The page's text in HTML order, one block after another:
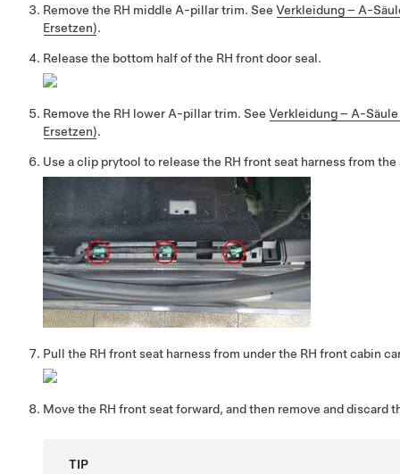
Remove the RH middle A-pillar trim. See Verkleidung – A-
Ersetzen).
Release the bottom half of the RH front door seal.
Remove the RH lower A-pillar trim. See Verkleidung – A-
Ersetzen).
Use a clip prytool to release the RH front seat harness from
Pull the RH front seat harness from under the RH front cabin
Move the RH front seat forward, and then remove and discard
TIP